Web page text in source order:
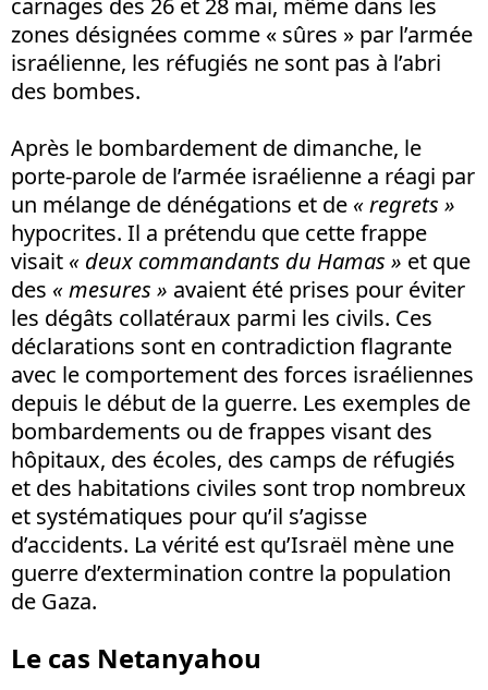
carnages des 26 et 28 mai, même dans les
zones désignées comme « sûres » par l’armée
israélienne, les réfugiés ne sont pas à l’abri
des bombes.
Après le bombardement de dimanche, le
porte-parole de l’armée israélienne a réagi par
un mélange de dénégations et de « regrets »
hypocrites. Il a prétendu que cette frappe
visait « deux commandants du Hamas » et que
des « mesures » avaient été prises pour éviter
les dégâts collatéraux parmi les civils. Ces
déclarations sont en contradiction flagrante
avec le comportement des forces israéliennes
depuis le début de la guerre. Les exemples de
bombardements ou de frappes visant des
hôpitaux, des écoles, des camps de réfugiés
et des habitations civiles sont trop nombreux
et systématiques pour qu’il s’agisse
d’accidents. La vérité est qu’Israël mène une
guerre d’extermination contre la population
de Gaza.
Le cas Netanyahou